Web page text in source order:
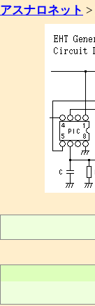
アスナロネット >